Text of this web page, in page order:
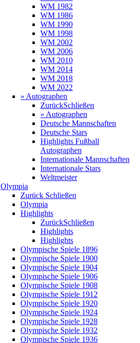
WM 1982
WM 1986
WM 1990
WM 1998
WM 2002
WM 2006
WM 2010
WM 2014
WM 2018
WM 2022
» Autographen
ZurückSchließen
» Autographen
Deutsche Mannschaften
Deutsche Stars
Highlights Fußball
Autographen
Internationale Mannschaften
Internationale Stars
Weltmeister
Olympia
Zurück Schließen
Olympia
Highlights
ZurückSchließen
Highlights
Highlights
Olympische Spiele 1896
Olympische Spiele 1900
Olympische Spiele 1904
Olympische Spiele 1906
Olympische Spiele 1908
Olympische Spiele 1912
Olympische Spiele 1920
Olympische Spiele 1924
Olympische Spiele 1928
Olympische Spiele 1932
Olympische Spiele 1936